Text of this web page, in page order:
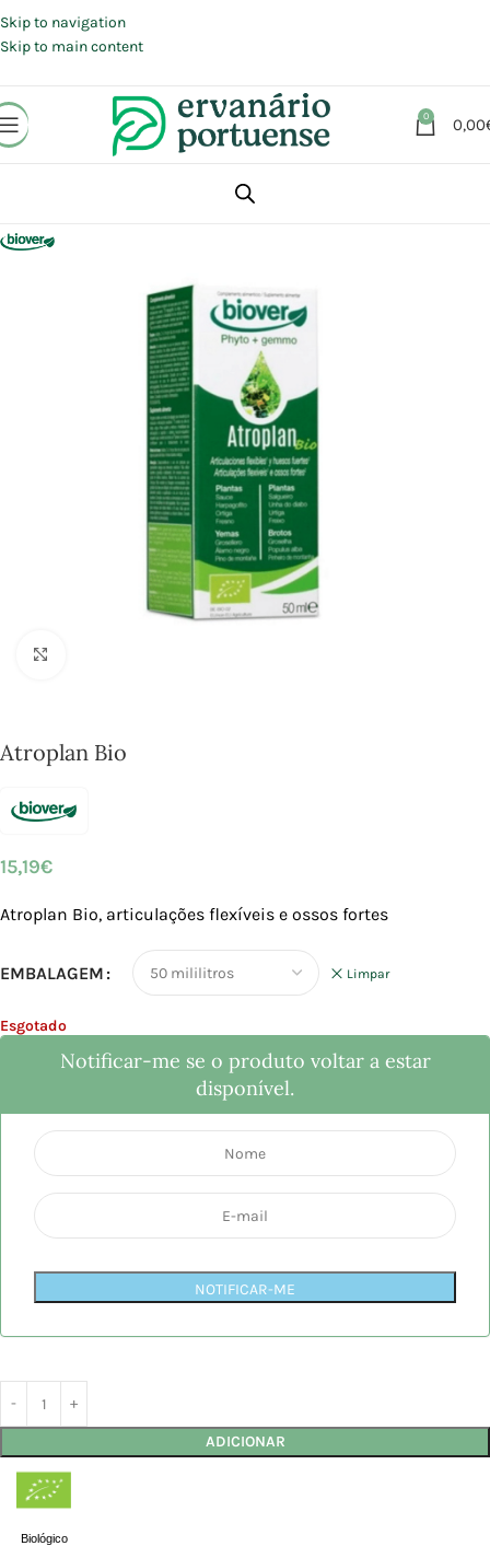
Skip to navigation
Skip to main content
0 0,00
Suplementos alimentares
Atroplan Bio
15,19€
Atroplan Bio, articulações flexíveis e ossos fortes
EMBALAGEM Limpar
Esgotado
Notificar-me se o produto voltar a estar
disponível.
NOTIFICAR-ME
ADICIONAR
Biológico